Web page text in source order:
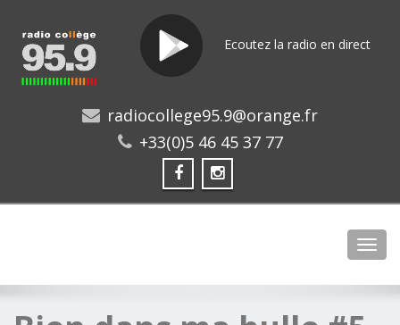
Ecoutez la radio en direct
radiocollege95.9@orange.fr
+33(0)5 46 45 37 77